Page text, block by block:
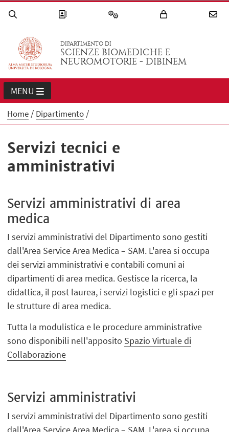
DIPARTIMENTO DI
SCIENZE BIOMEDICHE E
NEUROMOTORIE - DIBINEM
MENU
Home Dipartimento
Servizi tecnici e
amministrativi
Servizi amministrativi di area
medica
I servizi amministrativi del Dipartimento sono gestiti
dall'Area Service Area Medica – SAM. L'area si occupa
dei servizi amministrativi e contabili comuni ai
dipartimenti di area medica. Gestisce la ricerca, la
didattica, il post laurea, i servizi logistici e gli spazi per
le strutture di area medica.
Tutta la modulistica e le procedure amministrative
sono disponibili nell'apposito Spazio Virtuale di
Collaborazione
Servizi amministrativi
I servizi amministrativi del Dipartimento sono gestiti
dall'Area Service Area Medica – SAM. L'area si occupa